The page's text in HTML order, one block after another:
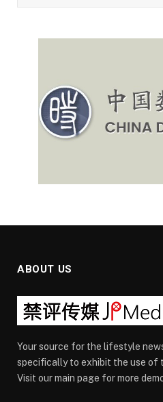
ABOUT US
Your source for the lifestyle
specifically to exhibit the use of
Visit our main page for more